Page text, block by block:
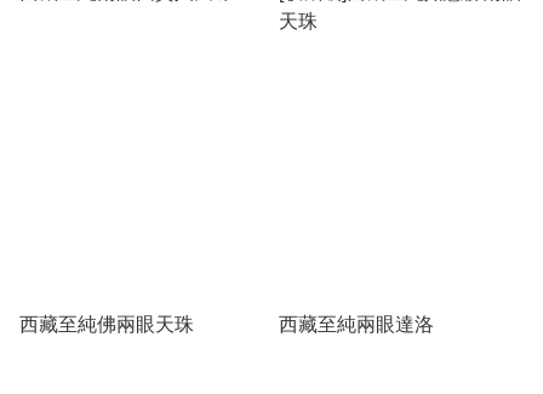
天珠
西藏至純佛兩眼天珠 西藏至純兩眼達洛